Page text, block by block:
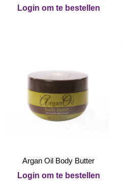
Login om te bestellen
Argan Oil Body Butter
Login om te bestellen